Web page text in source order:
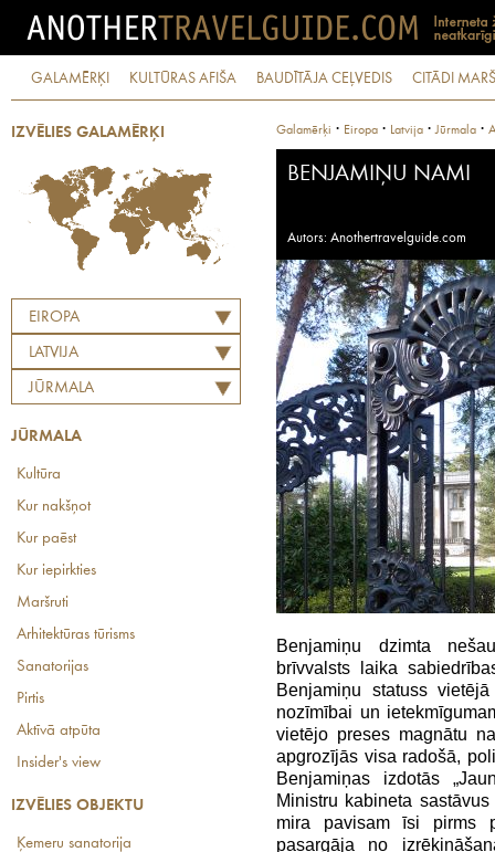
GALAMĒRĶI KULTŪRAS AFIŠA BAUDĪTĀJA CEĻVEDIS CITĀDI
IZVĒLIES GALAMĒRĶI
EIROPA
LATVIJA
JŪRMALA
JŪRMALA
Kultūra
Kur nakšņot
Kur paēst
Kur iepirkties
Maršruti
Arhitektūras tūrisms
Sanatorijas
Pirtis
Aktīvā atpūta
Insider's view
IZVĒLIES OBJEKTU
Ķemeru sanatorija
Galamērķi · Eiropa · Latvija ·Jūrmala ·
BENJAMIŅU NAMI
Autors: Anothertravelguide.com
Benjamiņu dzimta
brīvvalsts laika
Benjamiņu statuss
nozīmībai un
vietējo preses magnātu
apgrozījās visa radošā,
Benjamiņas izdotās
Ministru kabineta
mira pavisam īsi pirms
pasargāja no